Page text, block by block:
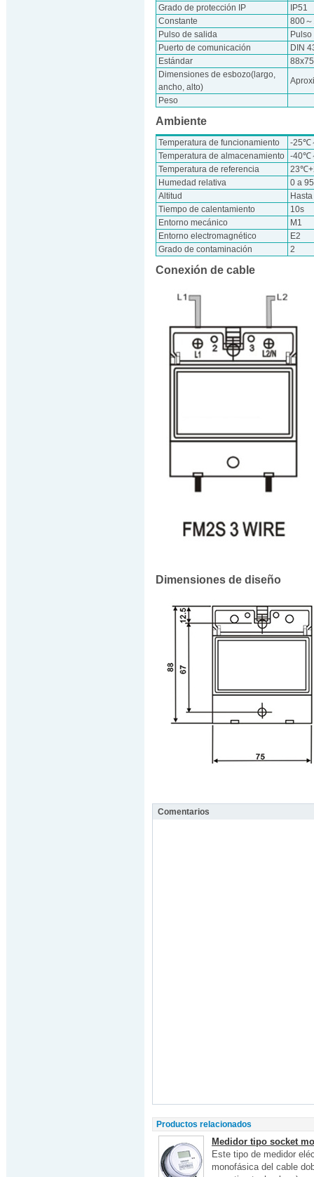
Grado de protección IP
IP51
Constante
800
Pulso de salida
Puerto de comunicación
DIN
Estándar
Dimensiones de esbozo(largo,
ancho, alto)
Peso
Ambiente
Temperatura de funcionamiento
-25℃
Temperatura de almacenamiento
-40℃
Temperatura de referencia
Humedad relativa
0 a
Altitud
Tiempo de calentamiento
10s
Entorno mecánico
M1
Entorno electromagnético
E2
Grado de contaminación
2
Conexión de cable
Dimensiones de diseño
Comentarios
Productos relacionados
Medidor tipo socket
Este tipo de medidor
monofásica del cable